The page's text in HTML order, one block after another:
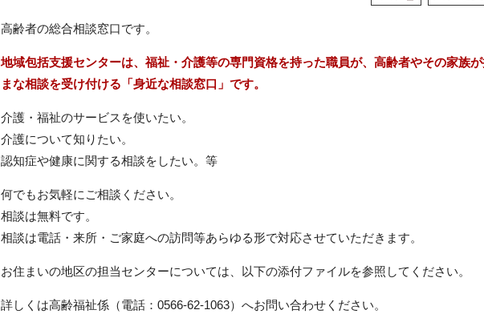
高齢者の総合相談窓口です。
地域包括支援センターは、福祉・介護等の専門資格を持った職員が、高齢者やその家族
まな相談を受け付ける「身近な相談窓口」です。
介護・福祉のサービスを使いたい。
介護について知りたい。
認知症や健康に関する相談をしたい。等
何でもお気軽にご相談ください。
相談は無料です。
相談は電話・来所・ご家庭への訪問等あらゆる形で対応させていただきます。
お住まいの地区の担当センターについては、以下の添付ファイルを参照してください。
詳しくは高齢福祉係（電話：0566-62-1063）へお問い合わせください。